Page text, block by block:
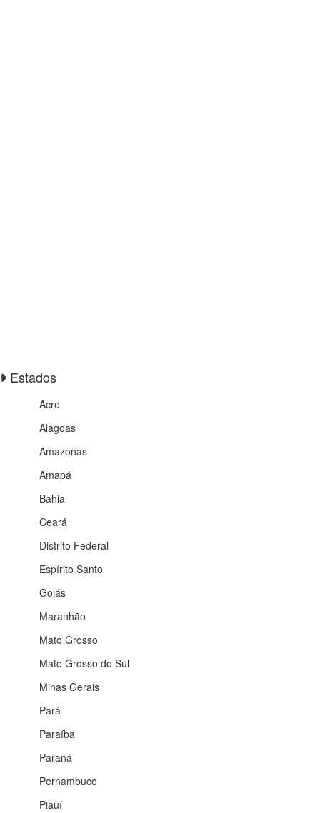
Estados
Acre
Alagoas
Amazonas
Amapá
Bahia
Ceará
Distrito Federal
Espírito Santo
Goiás
Maranhão
Mato Grosso
Mato Grosso do Sul
Minas Gerais
Pará
Paraíba
Paraná
Pernambuco
Piauí